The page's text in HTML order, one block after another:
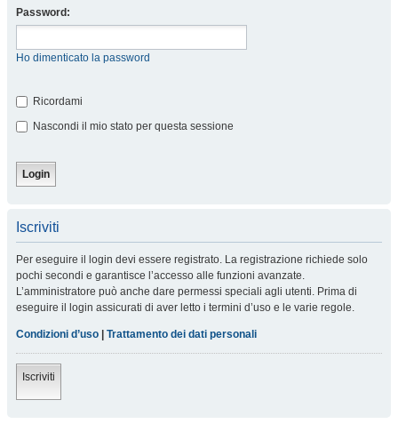
Password:
Ho dimenticato la password
Ricordami
Nascondi il mio stato per questa sessione
Iscriviti
Per eseguire il login devi essere registrato. La registrazione richiede solo
pochi secondi e garantisce l’accesso alle funzioni avanzate.
L’amministratore può anche dare permessi speciali agli utenti. Prima di
eseguire il login assicurati di aver letto i termini d’uso e le varie regole.
Condizioni d’uso Trattamento dei dati personali
Iscriviti